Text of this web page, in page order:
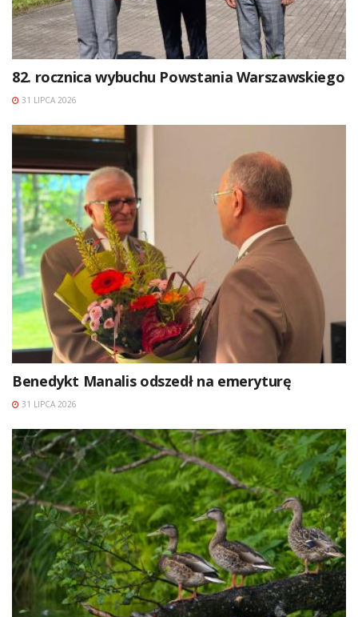
82. rocznica wybuchu Powstania Warszawskiego
31 LIPCA 2026
Benedykt Manalis odszedł na emeryturę
31 LIPCA 2026